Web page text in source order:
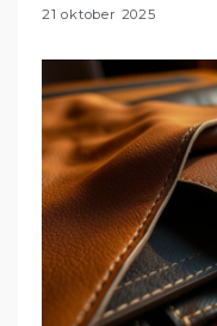
21 oktober 2025